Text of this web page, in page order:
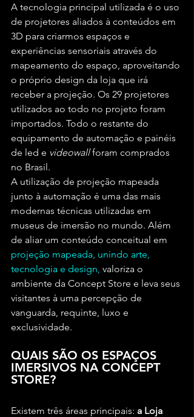
A tecnologia principal utilizada é o uso
de projetores aliados à conteúdos em
3D para criarmos espaços e
experiências sensoriais através do
mapeamento do espaço, aproveitando
o próprio design da loja que irá
receber a projeção. Os 29 projetores
utilizados ao todo no projeto foram
importados. Todo o restante do
equipamento de automação e painéis
de led e videowall foram comprados
no Brasil.
A utilização de projeção mapeada
junto à automação é uma das mais
modernas técnicas utilizadas em
museus de imersão no mundo. Além
de aliar um conteúdo conceitual em
projeção mapeada, unindo arte,
tecnologia e design, valoriza o
ambiente da Concept Store e leva seus
visitantes à uma percepção de
vanguarda, requinte, luxo e
exclusividade.
QUAIS SÃO OS ESPAÇOS
IMERSIVOS NA CONCEPT
STORE?
Existem três áreas principais: a Loja